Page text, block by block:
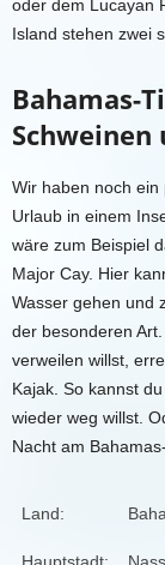
oder dem Lucayan
Island stehen zwei
Bahamas-
Schweinen
Wir haben noch ein
Urlaub in einem
wäre zum Beispiel
Major Cay. Hier
Wasser gehen und
der besonderen
verweilen willst,
Kajak . So kannst
wieder weg willst.
Nacht am Bahamas
Land: